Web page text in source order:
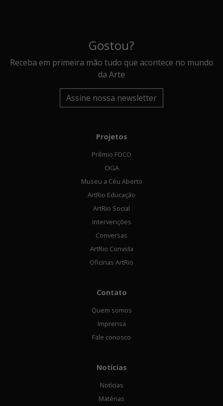
Gostou?
Receba em primeira mão tudo que acontece no mundo
da Arte
Assine nossa newsletter
Projetos
Prêmio FOCO
CIGA
Museu a Céu Aberto
ArtRio Educação
ArtRio Social
Intervenções
Conversas
ArtRio Convida
Oficinas ArtRio
Contato
Quem somos
Imprensa
Fale conosco
Notícias
Notícias
Matérias